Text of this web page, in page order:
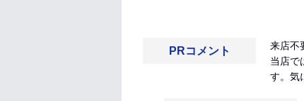
PRコメント
来店不
当店で
す。気